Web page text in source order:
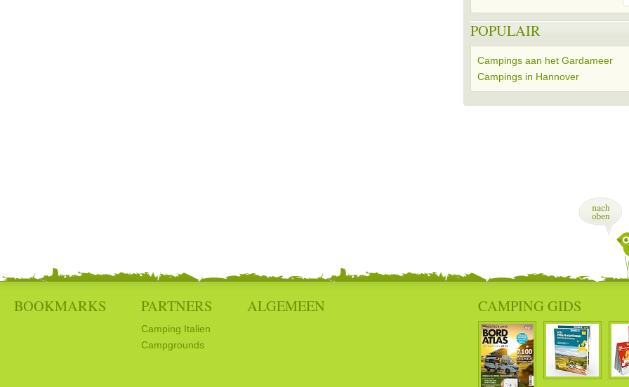
POPULAIR
Campings aan het Gardameer
Campings in Hannover
BOOKMARKS PARTNERS
Camping Italien
Campgrounds
ALGEMEEN CAMPING GIDS